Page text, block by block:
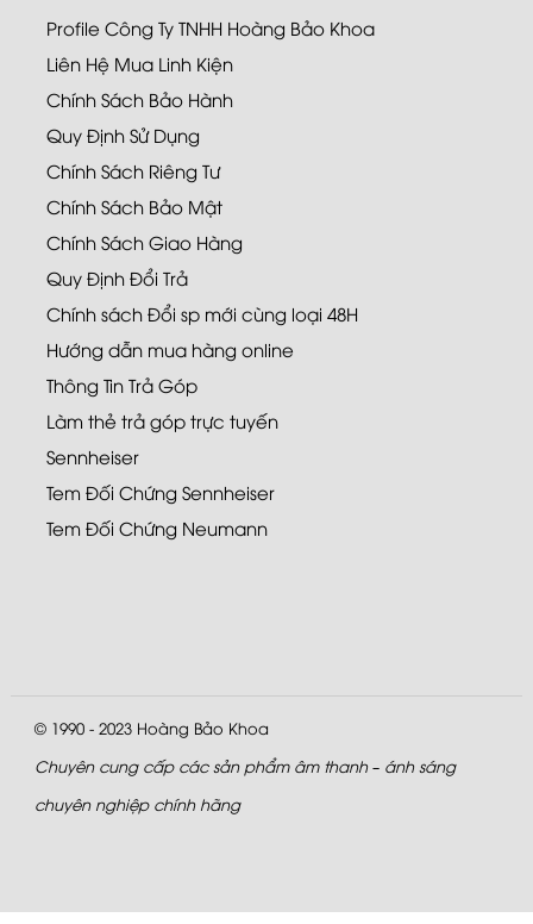
Profile Công Ty TNHH Hoàng Bảo Khoa
Liên Hệ Mua Linh Kiện
Chính Sách Bảo Hành
Quy Định Sử Dụng
Chính Sách Riêng Tư
Chính Sách Bảo Mật
Chính Sách Giao Hàng
Quy Định Đổi Trả
Chính sách Đổi sp mới cùng loại 48H
Hướng dẫn mua hàng online
Thông Tin Trả Góp
Làm thẻ trả góp trực tuyến
Sennheiser
Tem Đối Chứng Sennheiser
Tem Đối Chứng Neumann
© 1990 - 2023 Hoàng Bảo Khoa
Chuyên cung cấp các sản phẩm âm thanh – ánh sáng
chuyên nghiệp chính hãng